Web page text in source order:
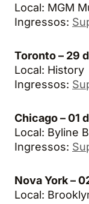
Local: MGM
Ingressos:
Toronto – 29
Local: History
Ingressos:
Chicago – 01
Local: Byline
Ingressos:
Nova York –
Local: